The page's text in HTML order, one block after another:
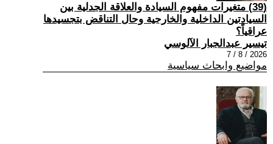
(39) متغيرات مفهوم السيادة والعلاقة الجدلية بين
السيادتين الداخلية والخارجية وحال التناقض بتجسيدها
عراقياً؟
تيسير عبدالجبار الآلوسي
2026 / 8 / 7
مواضيع وابحاث سياسية